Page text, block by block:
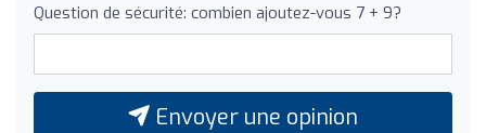
Question de sécurité: combien ajoutez-vous 7 + 9?
Envoyer une opinion